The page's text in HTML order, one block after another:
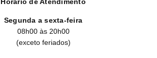
Segunda a sexta-feira
08h00 às 20h00
(exceto feriados)